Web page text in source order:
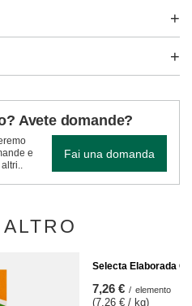
Avete domande?
e
Fai una domanda
Selecta Elaborada
7,26 € / elemento
(7,26 € / kg)